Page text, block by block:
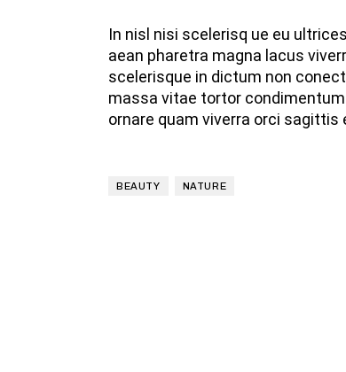
In nisl nisi scelerisq ue eu
aean pharetra magna lacus
scelerisque in dictum non
massa vitae tortor
ornare quam viverra orci sagittis
BEAUTY NATURE